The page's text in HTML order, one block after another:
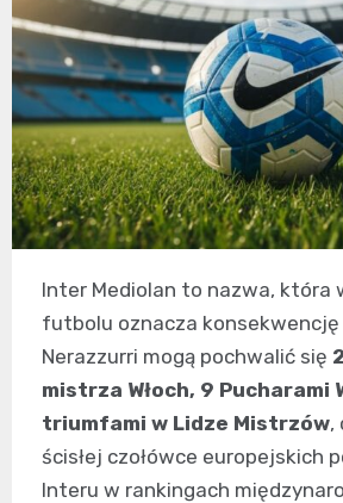
Inter Mediolan to nazwa, która
futbolu oznacza konsekwencję
Nerazzurri mogą pochwalić się
mistrza Włoch, 9 Pucharami
triumfami w Lidze Mistrzów,
ścisłej czołówce europejskich
Interu w rankingach